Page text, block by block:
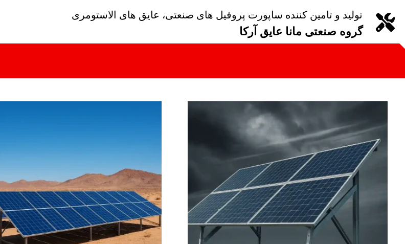
تولید و تامین کننده ساپورت پروفیل های صنعتی، عایق های الاستومری
گروه صنعتی مانا عایق آرکا